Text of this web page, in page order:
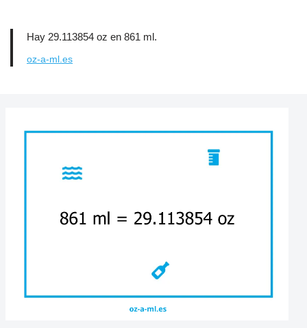
Hay 29.113854 oz en 861 ml.
oz-a-ml.es